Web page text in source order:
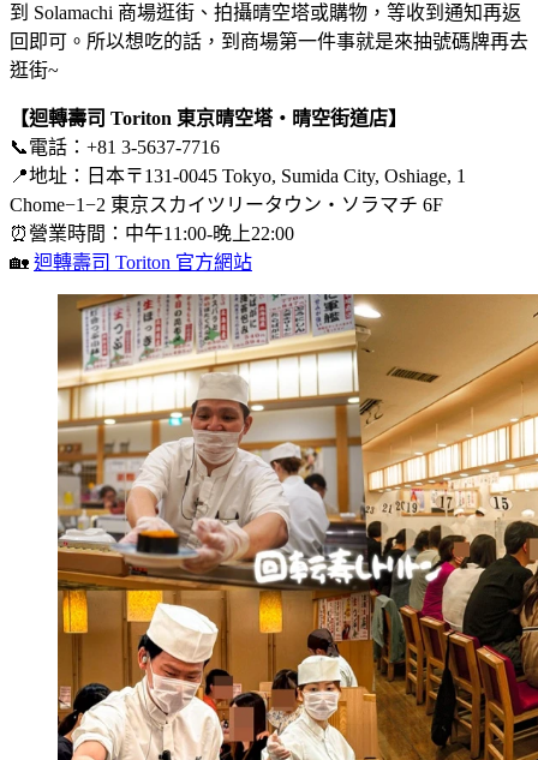
到 Solamachi 商場逛街、拍攝晴空塔或購物，等收到通知再返
回即可。所以想吃的話，到商場第一件事就是來抽號碼牌再去
逛街~
【迴轉壽司 Toriton 東京晴空塔・晴空街道店】
📞電話：+81 3-5637-7716
📍地址：日本〒131-0045 Tokyo, Sumida City, Oshiage, 1
Chome−1−2 東京スカイツリータウン・ソラマチ 6F
⏰營業時間：中午11:00-晚上22:00
🏡 迴轉壽司 Toriton 官方網站